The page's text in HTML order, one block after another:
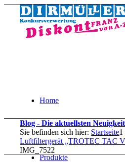
Home
Produkte
Blog - Die aktuellsten
Sie befinden sich hier: Startseite1
Luftfiltergerät „TROTEC TAC
IMG_7522